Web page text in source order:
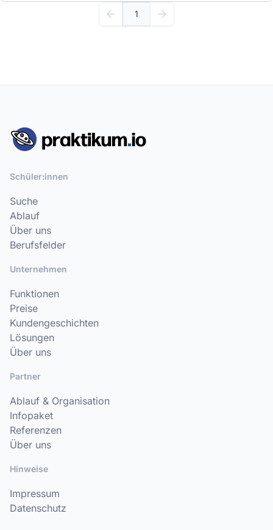
1
Schüler:innen
Suche
Ablauf
Über uns
Berufsfelder
Unternehmen
Funktionen
Preise
Kundengeschichten
Lösungen
Über uns
Partner
Ablauf & Organisation
Infopaket
Referenzen
Über uns
Hinweise
Impressum
Datenschutz